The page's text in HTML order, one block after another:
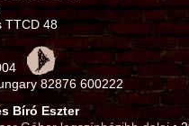
TTCD 48
82876 600222
Bíró Eszter